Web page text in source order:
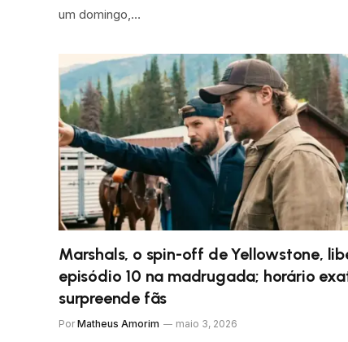
um domingo,…
Marshals, o spin-off de Yellowstone,
episódio 10 na madrugada; horário
surpreende fãs
Por Matheus Amorim maio 3, 2026